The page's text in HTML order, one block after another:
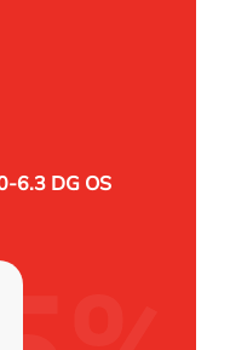
6.3 DG OS